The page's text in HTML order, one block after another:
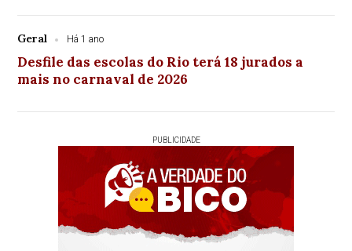
Geral Há 1 ano
Desfile das escolas do Rio terá 18 jurados a
mais no carnaval de 2026
PUBLICIDADE